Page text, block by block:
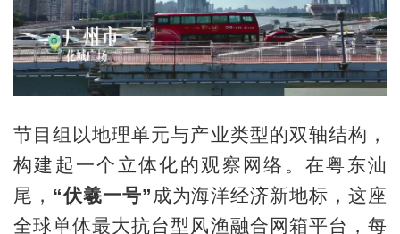
节目组以地理单元与产业类型的双轴结构，
构建起一个立体化的观察网络。在粤东汕
尾， “伏羲一号” 成为海洋经济新地标，这座
全球单体最大抗台型风渔融合网箱平台，每